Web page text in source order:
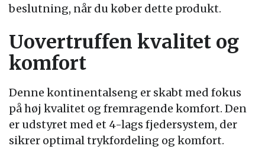
beslutning, når du køber dette produkt.
Uovertruffen kvalitet og
komfort
Denne kontinentalseng er skabt med fokus
på høj kvalitet og fremragende komfort. Den
er udstyret med et 4-lags fjedersystem, der
sikrer optimal trykfordeling og komfort.